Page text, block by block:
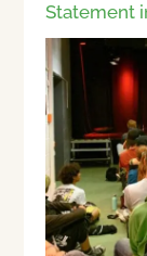
Statement